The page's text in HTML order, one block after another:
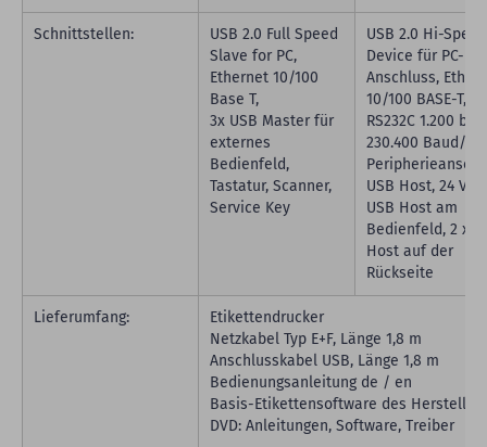
Schnittstellen:
USB 2.0 Full Speed
Slave for PC,
Ethernet 10/100
Base T,
3x USB Master für
externes
Bedienfeld,
Tastatur, Scanner,
Service Key
USB 2.0 Hi-Speed
Device für PC-
Anschluss,
10/100 BASE-T,
RS232C 1.200 bis
230.400 Baud/8
USB Host, 24 VDC
USB Host am
Bedienfeld, 2 x
Host auf der
Rückseite
Lieferumfang:
Etikettendrucker
Netzkabel Typ E+F, Länge 1,8 m
Anschlusskabel USB, Länge 1,8 m
Bedienungsanleitung de / en
Basis-Etikettensoftware des Herstellers
DVD: Anleitungen, Software, Treiber